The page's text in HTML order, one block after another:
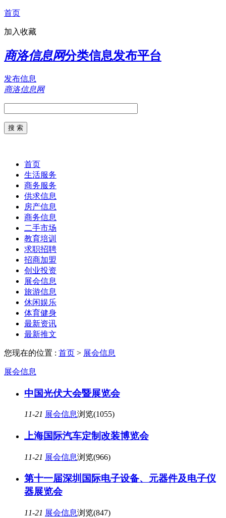
首页
加入收藏
商洛信息网分类信息发布平台
发布信息
商洛信息网
首页
生活服务
商务服务
供求信息
房产信息
商务信息
二手市场
教育培训
求职招聘
招商加盟
创业投资
展会信息
旅游信息
休闲娱乐
体育健身
最新资讯
最新推文
您现在的位置 : 首页 > 展会信息
展会信息
中国光伏大会暨展览会
11-21 展会信息浏览(1055)
上海国际汽车定制改装博览会
11-21 展会信息浏览(966)
第十一届深圳国际电子设备、元器件及电子仪
器展览会
11-21 展会信息浏览(847)